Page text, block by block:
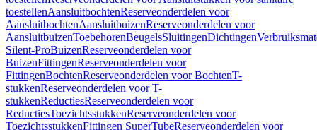
toestellenAansluitbochtenReserveonderdelen voor
AansluitbochtenAansluitbuizenReserveonderdelen voor
AansluitbuizenToebehorenBeugelsSluitingenDichtingen
Silent-ProBuizenReserveonderdelen voor
BuizenFittingenReserveonderdelen voor
FittingenBochtenReserveonderdelen voor BochtenT-
stukkenReserveonderdelen voor T-
stukkenReductiesReserveonderdelen voor
ReductiesToezichtsstukkenReserveonderdelen voor
ToezichtsstukkenFittingen SuperTubeReserveonderdelen voor